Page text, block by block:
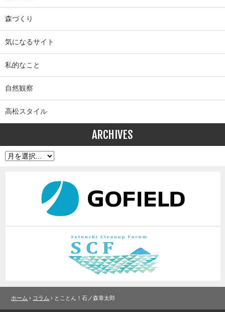
森づくり
気になるサイト
私的なこと
自然観察
高松スタイル
ARCHIVES
ホーム › コラム › とことん！石ノ森章太郎